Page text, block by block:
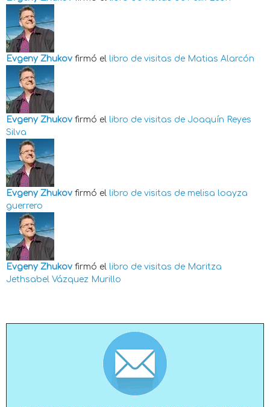
Evgeny Zhukov firmó el libro de visitas de Matias Alarcón
Evgeny Zhukov firmó el libro de visitas de Joaquín Reyes
Silva
Evgeny Zhukov firmó el libro de visitas de melisa loayza
guerrero
Evgeny Zhukov firmó el libro de visitas de Maritza
Jethsabel Vázquez Murillo